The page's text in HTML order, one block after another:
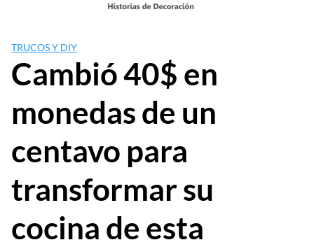
TRUCOS Y DIY
Cambió 40$ en
monedas de un
centavo para
transformar su
cocina de esta